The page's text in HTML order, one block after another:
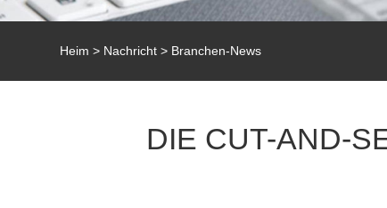
Heim > Nachricht > Branchen-News
DIE CUT-AND-